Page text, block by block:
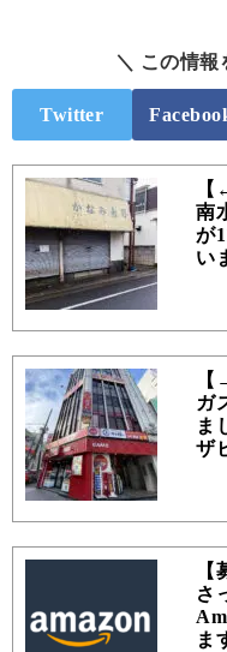
＼ この情報
Twitter
南
が
い
ガ
ま
ザ
さ
ま